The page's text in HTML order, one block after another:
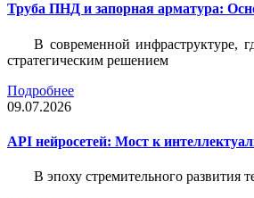
Труба ПНД и запорная арматура:
В современной инфраструктуре,
стратегическим решением
Подробнее
09.07.2026
API нейросетей: Мост к
В эпоху стремительного развития